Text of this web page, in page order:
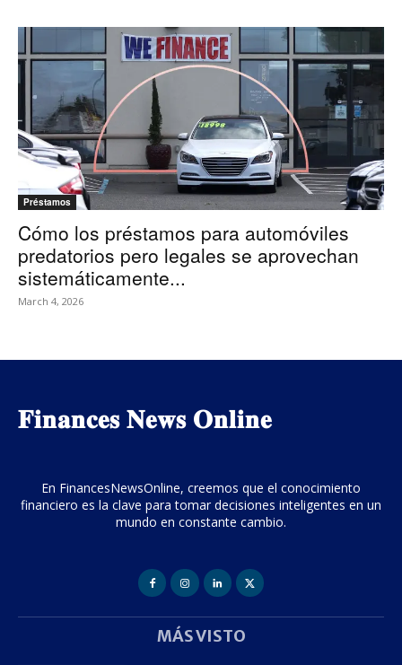
Préstamos
Cómo los préstamos para automóviles
predatorios pero legales se aprovechan
sistemáticamente...
March 4, 2026
𝐅𝐢𝐧𝐚𝐧𝐜𝐞𝐬 𝐍𝐞𝐰𝐬 𝐎𝐧𝐥𝐢𝐧𝐞
En FinancesNewsOnline, creemos que el conocimiento
financiero es la clave para tomar decisiones inteligentes en un
mundo en constante cambio.
MÁS VISTO